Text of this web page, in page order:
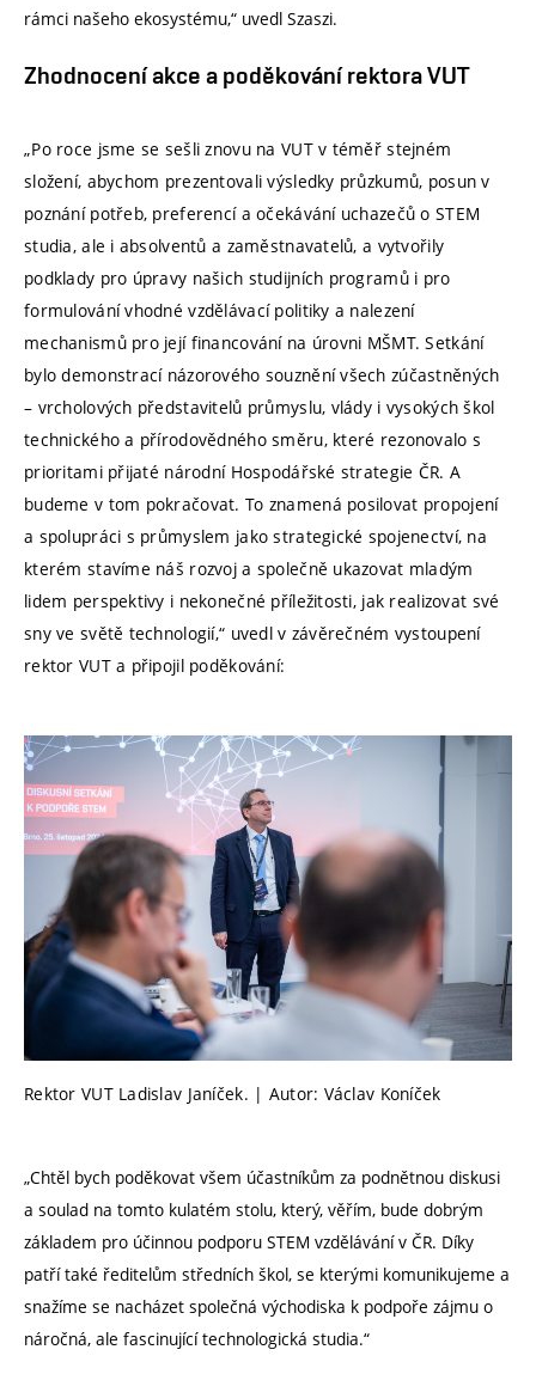
rámci našeho ekosystému,“ uvedl Szaszi.
Zhodnocení akce a poděkování rektora VUT
„Po roce jsme se sešli znovu na VUT v téměř stejném
složení, abychom prezentovali výsledky průzkumů, posun v
poznání potřeb, preferencí a očekávání uchazečů o STEM
studia, ale i absolventů a zaměstnavatelů, a vytvořily
podklady pro úpravy našich studijních programů i pro
formulování vhodné vzdělávací politiky a nalezení
mechanismů pro její financování na úrovni MŠMT. Setkání
bylo demonstrací názorového souznění všech zúčastněných
– vrcholových představitelů průmyslu, vlády i vysokých škol
technického a přírodovědného směru, které rezonovalo s
prioritami přijaté národní Hospodářské strategie ČR. A
budeme v tom pokračovat. To znamená posilovat propojení
a spolupráci s průmyslem jako strategické spojenectví, na
kterém stavíme náš rozvoj a společně ukazovat mladým
lidem perspektivy i nekonečné příležitosti, jak realizovat své
sny ve světě technologií,“ uvedl v závěrečném vystoupení
rektor VUT a připojil poděkování:
Rektor VUT Ladislav Janíček. | Autor: Václav Koníček
„Chtěl bych poděkovat všem účastníkům za podnětnou diskusi
a soulad na tomto kulatém stolu, který, věřím, bude dobrým
základem pro účinnou podporu STEM vzdělávání v ČR. Díky
patří také ředitelům středních škol, se kterými komunikujeme a
snažíme se nacházet společná východiska k podpoře zájmu o
náročná, ale fascinující technologická studia.“